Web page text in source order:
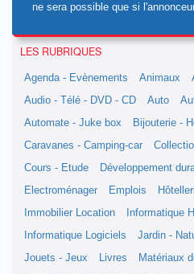
ne sera possible que si
LES RUBRIQUES
Agenda - Evènements Animaux
Audio - Télé - DVD - CD
Auto
Automate - Juke box
Bijouterie -
Caravanes - Camping-car
Cours - Etude
Développement
Electroménager
Emplois
Immobilier Location
Informatique
Informatique Logiciels
Jardin -
Jouets - Jeux
Livres
Matériaux